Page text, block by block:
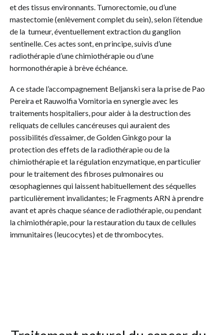
et des tissus environnants. Tumorectomie, ou d’une
mastectomie (enlèvement complet du sein), selon l’étendue
de la tumeur, éventuellement extraction du ganglion
sentinelle. Ces actes sont, en principe, suivis d’une
radiothérapie d’une chimiothérapie ou d’une
hormonothérapie à brève échéance.
A ce stade l’accompagnement Beljanski sera la prise de Pao
Pereira et Rauwolfia Vomitoria en synergie avec les
traitements hospitaliers, pour aider à la destruction des
reliquats de cellules cancéreuses qui auraient des
possibilités d’essaimer, de Golden Ginkgo pour la
protection des effets de la radiothérapie ou de la
chimiothérapie et la régulation enzymatique, en particulier
pour le traitement des fibroses pulmonaires ou
œsophagiennes qui laissent habituellement des séquelles
particulièrement invalidantes; le Fragments ARN à prendre
avant et après chaque séance de radiothérapie, ou pendant
la chimiothérapie, pour la restauration du taux de cellules
immunitaires (leucocytes) et de thrombocytes.